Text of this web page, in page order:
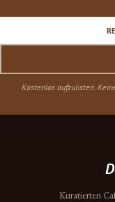
Kostenlos aufzulisten.
Kuratierten